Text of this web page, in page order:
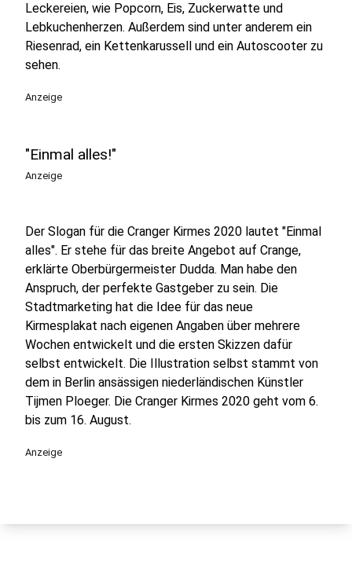
Leckereien, wie Popcorn, Eis, Zuckerwatte und
Lebkuchenherzen. Außerdem sind unter anderem ein
Riesenrad, ein Kettenkarussell und ein Autoscooter zu
sehen.
Anzeige
"Einmal alles!"
Anzeige
Der Slogan für die Cranger Kirmes 2020 lautet "Einmal
alles". Er stehe für das breite Angebot auf Crange,
erklärte Oberbürgermeister Dudda. Man habe den
Anspruch, der perfekte Gastgeber zu sein. Die
Stadtmarketing hat die Idee für das neue
Kirmesplakat nach eigenen Angaben über mehrere
Wochen entwickelt und die ersten Skizzen dafür
selbst entwickelt. Die Illustration selbst stammt von
dem in Berlin ansässigen niederländischen Künstler
Tijmen Ploeger. Die Cranger Kirmes 2020 geht vom 6.
bis zum 16. August.
Anzeige